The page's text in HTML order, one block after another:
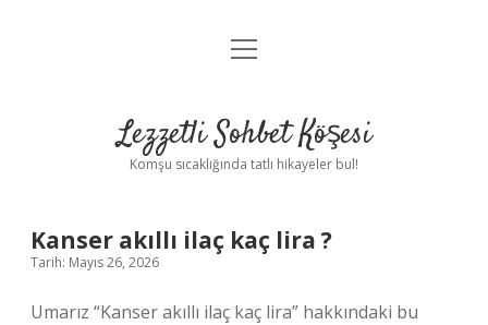
Anasayfa
Yasal Uyarı
menüyü
Lezzetli Sohbet Köşesi
Komşu sıcaklığında tatlı hikayeler bul!
Kanser akıllı ilaç kaç lira ?
Tarih: Mayıs 26, 2026
Umarız “Kanser akıllı ilaç kaç lira” hakkındaki bu